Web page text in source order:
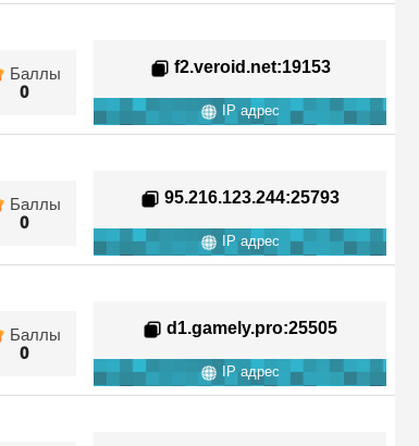
Баллы
0
f2.veroid.net:19153
IP адрес
Баллы
0
95.216.123.244:25793
IP адрес
Баллы
0
d1.gamely.pro:25505
IP адрес